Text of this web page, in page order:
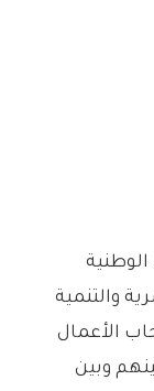
الوطنية
والتنمية
الأعمال
وبين